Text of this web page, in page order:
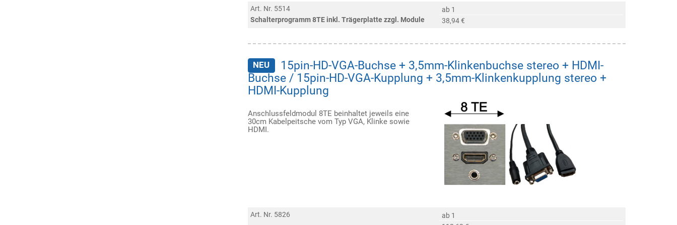
Art. Nr. 5514
Schalterprogramm 8TE inkl. Trägerplatte zzgl. Module
ab 1
38,94 €
NEU
15pin-HD-VGA-Buchse + 3,5mm-Klinkenbuchse stereo + HDMI-
Buchse / 15pin-HD-VGA-Kupplung + 3,5mm-Klinkenkupplung stereo +
HDMI-Kupplung
Anschlussfeldmodul 8TE beinhaltet jeweils eine
30cm Kabelpeitsche vom Typ VGA, Klinke sowie
HDMI.
Art. Nr. 5826
ab 1